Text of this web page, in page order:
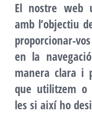
El nostre web
amb l’objectiu
proporcionar-
en la
manera clara i
que utilitzem o
les si així ho